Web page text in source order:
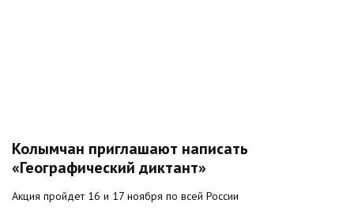
Колымчан приглашают написать
«Географический диктант»
Акция пройдет 16 и 17 ноября по всей России